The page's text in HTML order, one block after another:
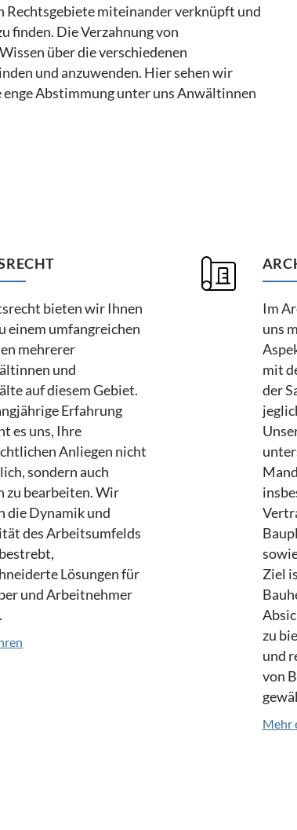
Rechtsgebiete miteinander verknüpft und
finden. Die Verzahnung von
über die verschiedenen
und anzuwenden. Hier sehen wir
enge Abstimmung unter uns Anwältinnen
bieten wir Ihnen
einem umfangreichen
mehrerer
und
auf diesem Gebiet.
Erfahrung
es uns, Ihre
Anliegen nicht
sondern auch
zu bearbeiten. Wir
die Dynamik und
des Arbeitsumfelds
Lösungen für
und Arbeitnehmer
Im
uns
mit
der
Ziel
zu
und
von
Mehr